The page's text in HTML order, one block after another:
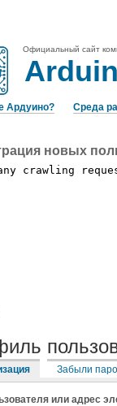
Официальный сайт
Ардуино? Среда
новых
Забыли
или адрес